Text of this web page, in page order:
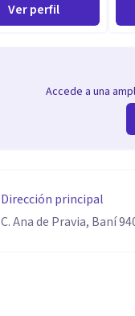
Ver perfil
Accede a una
Dirección principal
C. Ana de Pravia, Baní